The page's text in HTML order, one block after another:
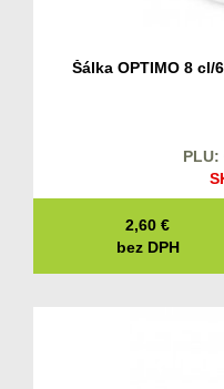
Šálka OPTIMO 8
PLU:
2,60 €
bez DPH